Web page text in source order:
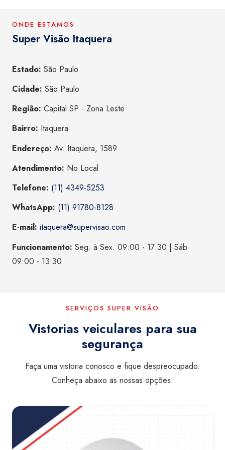
ONDE ESTAMOS
Super Visão Itaquera
Estado: São Paulo
Cidade: São Paulo
Região: Capital SP - Zona Leste
Bairro: Itaquera
Endereço: Av. Itaquera, 1589
Atendimento: No Local
Telefone: (11) 4349-5253
WhatsApp: (11) 91780-8128
E-mail: itaquera@supervisao.com
Funcionamento: Seg. à Sex. 09:00 - 17:30 | Sáb.
09:00 - 13:30
SERVIÇOS SUPER VISÃO
Vistorias veiculares para sua
segurança
Faça uma vistoria conosco e fique despreocupado.
Conheça abaixo as nossas opções.